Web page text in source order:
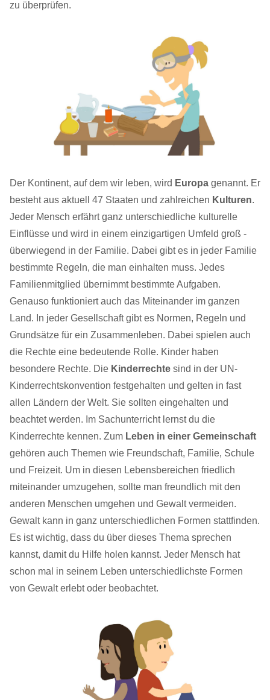
zu überprüfen.
Der Kontinent, auf dem wir leben, wird Europa genannt. Er
besteht aus aktuell 47 Staaten und zahlreichen Kulturen.
Jeder Mensch erfährt ganz unterschiedliche kulturelle
Einflüsse und wird in einem einzigartigen Umfeld groß -
überwiegend in der Familie. Dabei gibt es in jeder Familie
bestimmte Regeln, die man einhalten muss. Jedes
Familienmitglied übernimmt bestimmte Aufgaben.
Genauso funktioniert auch das Miteinander im ganzen
Land. In jeder Gesellschaft gibt es Normen, Regeln und
Grundsätze für ein Zusammenleben. Dabei spielen auch
die Rechte eine bedeutende Rolle. Kinder haben
besondere Rechte. Die Kinderrechte sind in der UN-
Kinderrechtskonvention festgehalten und gelten in fast
allen Ländern der Welt. Sie sollten eingehalten und
beachtet werden. Im Sachunterricht lernst du die
Kinderrechte kennen. Zum Leben in einer Gemeinschaft
gehören auch Themen wie Freundschaft, Familie, Schule
und Freizeit. Um in diesen Lebensbereichen friedlich
miteinander umzugehen, sollte man freundlich mit den
anderen Menschen umgehen und Gewalt vermeiden.
Gewalt kann in ganz unterschiedlichen Formen stattfinden.
Es ist wichtig, dass du über dieses Thema sprechen
kannst, damit du Hilfe holen kannst. Jeder Mensch hat
schon mal in seinem Leben unterschiedlichste Formen
von Gewalt erlebt oder beobachtet.